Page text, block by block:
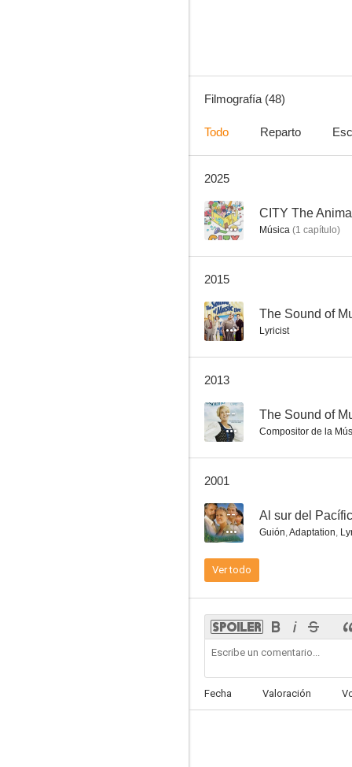
Filmografía (48)
Todo Reparto
2025
-- CITY The
Música (1 capítulo)
2015
-- The Sound of
Lyricist
2013
-- The Sound of
Compositor de la
2001
-- Al sur del
Guión,Adaptation,
Ver todo
Fecha Valoración